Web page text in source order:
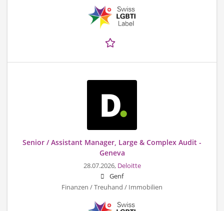
Senior / Assistant Manager, Large & Complex Audit -
Geneva
28.07.2026, Deloitte
Genf
Finanzen / Treuhand / Immobilien